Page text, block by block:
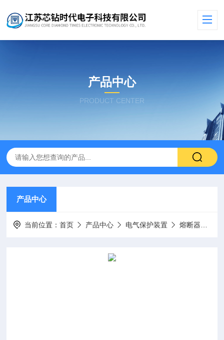
产品中心
PRODUCT CENTER
产品中心
当前位置：首页 产品中心 电气保护装置 熔断器